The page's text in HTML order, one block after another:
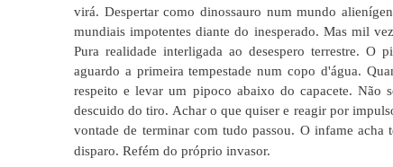
virá. Despertar como dinossauro num mundo
mundiais impotentes diante do inesperado. Mas mil
Pura realidade interligada ao desespero terrestre.
aguardo a primeira tempestade num copo d'água.
respeito e levar um pipoco abaixo do capacete. Não
descuido do tiro. Achar o que quiser e reagir por
vontade de terminar com tudo passou. O infame
disparo. Refém do próprio invasor.